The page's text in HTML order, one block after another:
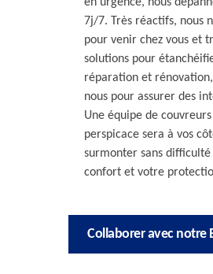
7j/7. Très réactifs, nous
pour venir chez vous et
solutions pour
réparation et
nous pour assurer des
Une équipe de
perspicace sera à vos
surmonter sans difficulté
confort et votre
Collaborer avec notre